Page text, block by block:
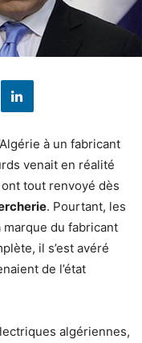
à un fabricant
venait en réalité
tout renvoyé dès
. Pourtant, les
du fabricant
il s’est avéré
de l’état
algériennes,